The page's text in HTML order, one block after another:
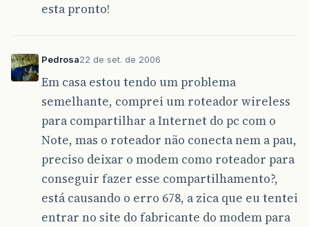
esta pronto!
Pedrosa22 de set. de 2006
Em casa estou tendo um problema
semelhante, comprei um roteador wireless
para compartilhar a Internet do pc com o
Note, mas o roteador não conecta nem a pau,
preciso deixar o modem como roteador para
conseguir fazer esse compartilhamento?,
está causando o erro 678, a zica que eu tentei
entrar no site do fabricante do modem para